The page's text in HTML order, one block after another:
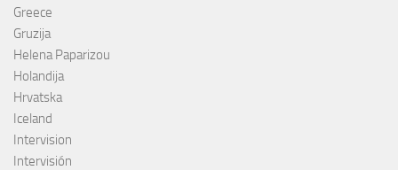
Greece
Gruzija
Helena Paparizou
Holandija
Hrvatska
Iceland
Intervision
Intervisión